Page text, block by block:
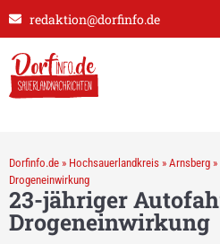
redaktion@dorfinfo.de
Dorfinfo.de » Hochsauerlandkreis » Arnsberg »
Drogeneinwirkung
23-jähriger
Drogeneinwirkung